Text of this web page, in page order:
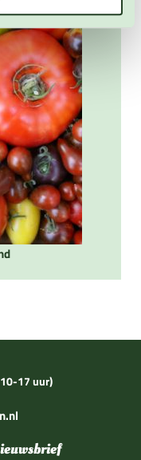
17 uur)